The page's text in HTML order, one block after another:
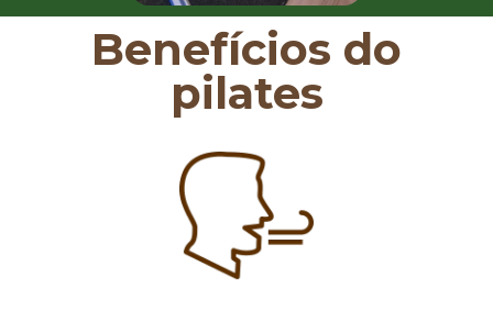
Benefícios do
pilates